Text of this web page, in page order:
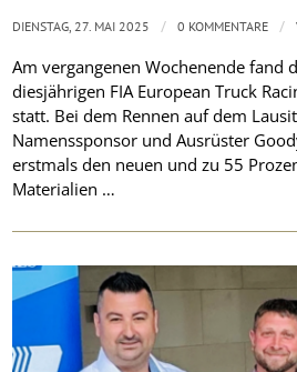
Am vergangenen Wochenende fand
diesjährigen FIA European Truck
statt. Bei dem Rennen auf dem
Namenssponsor und Ausrüster
erstmals den neuen und zu 55
Materialien …
DIENSTAG, 27. MAI 2025 / 0 KOMMENTARE /